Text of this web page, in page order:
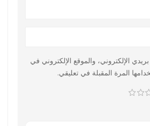
الإلكتروني، والموقع الإلكتروني في
المرة المقبلة في تعليقي.